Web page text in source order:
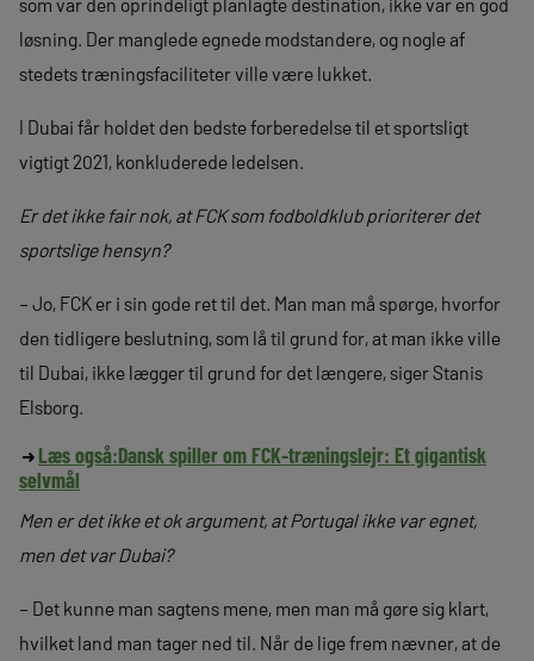
løsning. Der manglede egnede modstandere, og nogle af
stedets træningsfaciliteter ville være lukket.
I Dubai får holdet den bedste forberedelse til et sportsligt
vigtigt 2021, konkluderede ledelsen.
Er det ikke fair nok, at FCK som fodboldklub prioriterer det
sportslige hensyn?
– Jo, FCK er i sin gode ret til det. Man man må spørge, hvorfor
den tidligere beslutning, som lå til grund for, at man ikke ville
til Dubai, ikke lægger til grund for det længere, siger Stanis
Elsborg.
Læs også:Dansk spiller om FCK-træningslejr: Et gigantisk
selvmål
Men er det ikke et ok argument, at Portugal ikke var egnet,
men det var Dubai?
– Det kunne man sagtens mene, men man må gøre sig klart,
hvilket land man tager ned til. Når de lige frem nævner, at de